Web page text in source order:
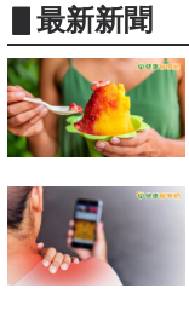
▋最新新聞